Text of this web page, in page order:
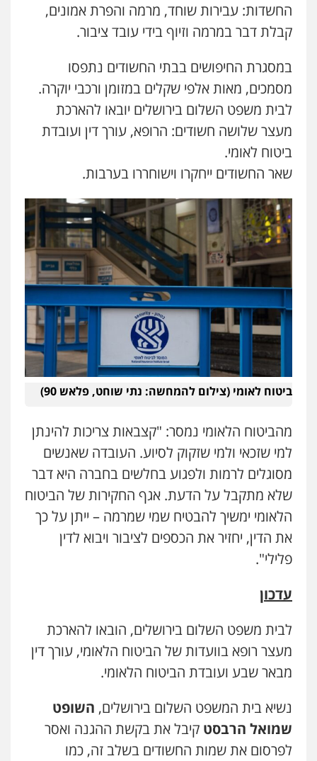
החשדות: עבירות שוחד, מרמה והפרת אמונים,
קבלת דבר במרמה וזיוף בידי עובד ציבור.
במסגרת החיפושים בבתי החשודים נתפסו
מסמכים, מאות אלפי שקלים במזומן ורכבי יוקרה.
לבית משפט השלום בירושלים יובאו להארכת
מעצר שלושה חשודים: הרופא, עורך דין ועובדת
ביטוח לאומי.
שאר החשודים ייחקרו וישוחררו בערבות.
ביטוח לאומי (צילום להמחשה: נתי שוחט, פלאש 90)
מהביטוח הלאומי נמסר: "קצבאות צריכות להינתן
למי שזכאי ולמי שזקוק לסיוע. העובדה שאנשים
מסוגלים לרמות ולפגוע בחלשים בחברה היא דבר
שלא מתקבל על הדעת. אגף החקירות של הביטוח
הלאומי ימשיך להבטיח שמי שמרמה – ייתן על כך
את הדין, יחזיר את הכספים לציבור ויבוא לדין
פלילי".
עדכון
לבית משפט השלום בירושלים, הובאו להארכת
מעצר רופא בוועדות של הביטוח הלאומי, עורך דין
מבאר שבע ועובדת הביטוח הלאומי.
נשיא בית המשפט השלום בירושלים, השופט
שמואל הרבסט קיבל את בקשת ההגנה ואסר
לפרסום את שמות החשודים בשלב זה, כמו